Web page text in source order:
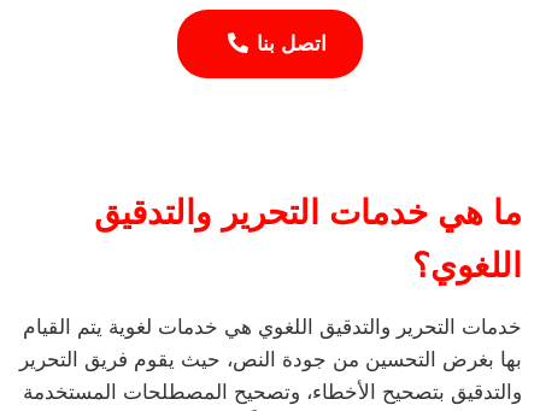
اتصل بنا
ما هي خدمات التحرير والتدقيق
اللغوي؟
خدمات التحرير والتدقيق اللغوي هي خدمات لغوية يتم القيام
بها بغرض التحسين من جودة النص، حيث يقوم فريق التحرير
والتدقيق بتصحيح الأخطاء، وتصحيح المصطلحات المستخدمة